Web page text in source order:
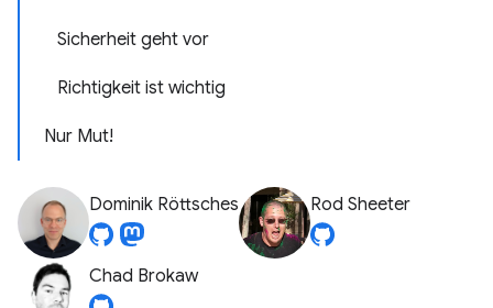
Sicherheit geht vor
Richtigkeit ist wichtig
Nur Mut!
Dominik Röttsches Rod Sheeter
Chad Brokaw